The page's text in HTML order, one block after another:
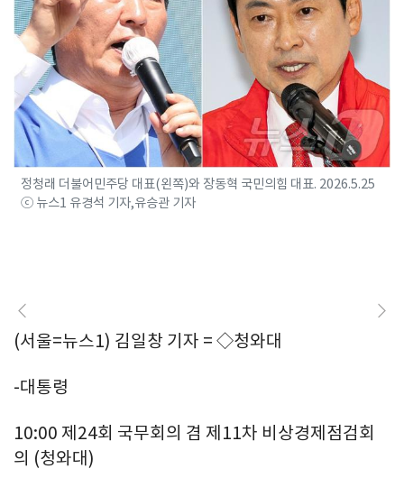
정청래 더불어민주당 대표(왼쪽)와 장동혁 국민의힘 대표. 2026.5.25
ⓒ 뉴스1 유경석 기자,유승관 기자
(서울=뉴스1) 김일창 기자 = ◇청와대
-대통령
10:00 제24회 국무회의 겸 제11차 비상경제점검회
의 (청와대)